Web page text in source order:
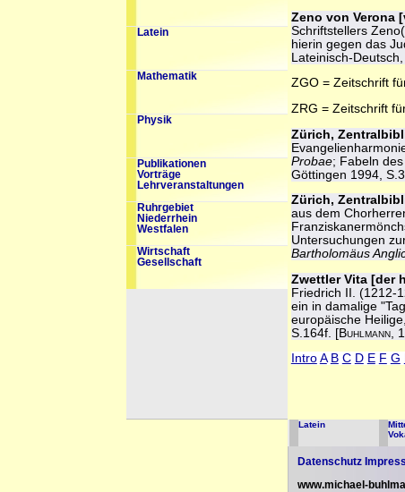
Latein
Mathematik
Physik
Publikationen
Vorträge
Lehrveranstaltungen
Ruhrgebiet
Niederrhein
Westfalen
Wirtschaft
Gesellschaft
Zeno von Verona
Schriftstellers
hierin gegen das
Lateinisch-
ZGO = Zeitschrift
ZRG = Zeitschrift
Zürich,
Probae; Fabeln des
Göttingen 1994,
Zürich,
aus dem
Untersuchungen
Bartholomäus
Zwettler Vita [der
Friedrich II. (1212-
ein in damalige
europäische
S.164f. [Buhlmann,
Intro A B C D E F G
Latein
Datenschutz
www.michael-